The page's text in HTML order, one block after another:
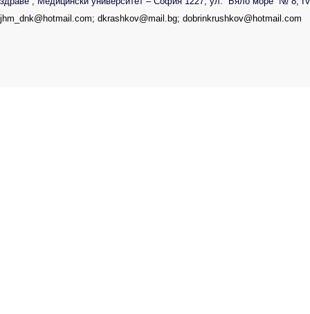
jhm dnk@ hotmail com; dkrashkov@mail bg; dobrinkrushkov@ hotmail com